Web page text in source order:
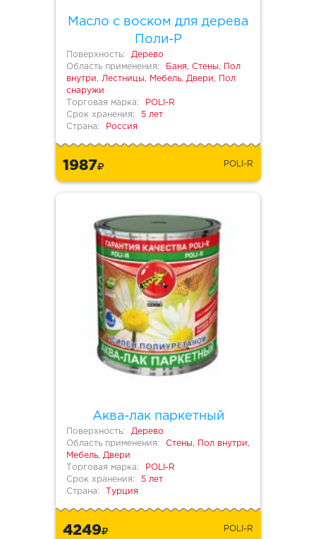
Масло с воском для дерева
Поли-Р
Поверхность:
Дерево
Область применения:
Баня, Стены, Пол
внутри, Лестницы, Мебель, Двери, Пол
снаружи
Торговая марка:
POLI-R
Срок хранения:
5 лет
Страна:
Россия
1987 POLI-R
Аква-лак паркетный
Поверхность:
Дерево
Область применения:
Стены, Пол внутри,
Мебель, Двери
Торговая марка:
POLI-R
Срок хранения:
5 лет
Страна:
Турция
4249 POLI-R